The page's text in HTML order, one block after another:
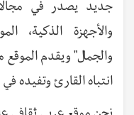
جديد يصدر في
والأجهزة الذكية،
والجمال" ويقدم
انتباه القارئ وتفيده